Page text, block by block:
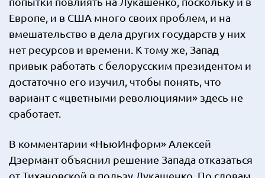
Европе, и в США много своих проблем, и на
вмешательство в дела других государств у них
нет ресурсов и времени. К тому же, Запад
привык работать с белорусским президентом и
достаточно его изучил, чтобы понять, что
вариант с «цветными революциями» здесь не
сработает.
В комментарии «НьюИнформ» Алексей
Дзермант объяснил решение Запада отказаться
от Тихановской в пользу Лукашенко. По словам